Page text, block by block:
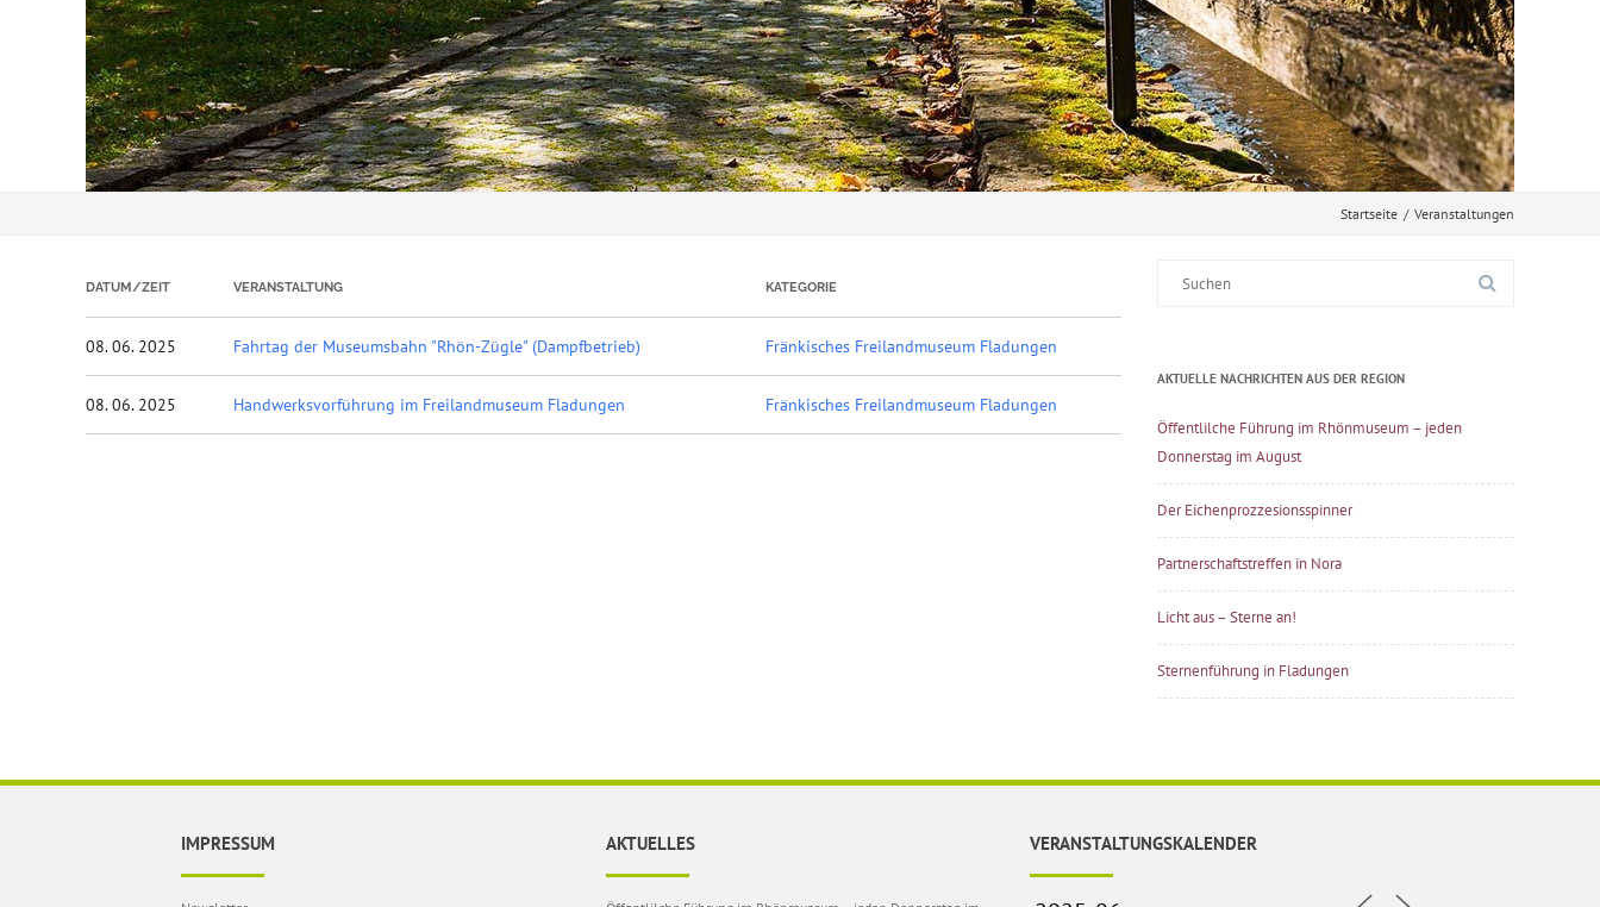
Startseite / Veranstaltungen
DATUM/ZEIT VERANSTALTUNG KATEGORIE
08. 06. 2025 Fahrtag der Museumsbahn "Rhön-Zügle" (Dampfbetrieb) Fränkisches Freilandmuseum Fladungen
08. 06. 2025 Handwerksvorführung im Freilandmuseum Fladungen Fränkisches Freilandmuseum Fladungen
AKTUELLE NACHRICHTEN AUS DER REGION
Öffentlilche Führung im Rhönmuseum – jeden
Donnerstag im August
Der Eichenprozzesionsspinner
Partnerschaftstreffen in Nora
Licht aus – Sterne an!
Sternenführung in Fladungen
IMPRESSUM AKTUELLES VERANSTALTUNGSKALENDER